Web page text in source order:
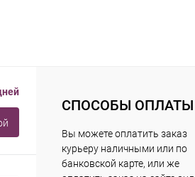
СПОСОБЫ ОПЛАТЫ
Вы можете оплатить заказ
курьеру наличными или по
банковской карте, или же